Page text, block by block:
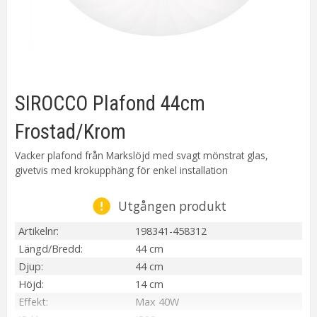
SIROCCO Plafond 44cm
Frostad/Krom
Vacker plafond från Markslöjd med svagt mönstrat glas,
givetvis med krokupphäng för enkel installation
Utgången produkt
Artikelnr
198341-458312
Längd/Bredd
44 cm
Djup
44 cm
Höjd
14 cm
Effekt
Max 40W